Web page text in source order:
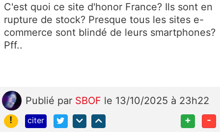
C'est quoi ce site d'honor France? Ils sont en
rupture de stock? Presque tous les sites e-
commerce sont blindé de leurs smartphones?
Pff..
Publié par SBOF le 13/10/2025 à 23h22
!
citer + -